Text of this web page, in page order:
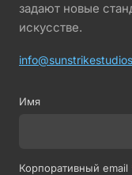
задают новые
искусстве.
Имя
Корпоративный email